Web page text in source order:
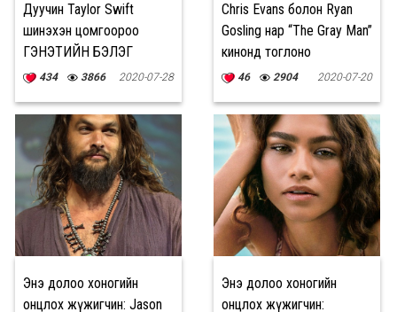
Дуучин Taylor Swift
шинэхэн цомгоороо
ГЭНЭТИЙН БЭЛЭГ
барилаа
434 3866 2020-07-28
Chris Evans болон Ryan
Gosling нар “The Gray Man”
кинонд тоглоно
46 2904 2020-07-20
Энэ долоо хоногийн
онцлох жүжигчин: Jason
Энэ долоо хоногийн
онцлох жүжигчин: